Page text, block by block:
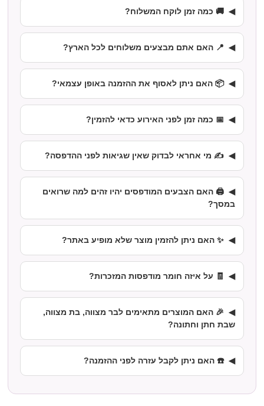
🚚 כמה זמן לוקח המשלוח?
📍 האם אתם מבצעים משלוחים לכל הארץ?
📦 האם ניתן לאסוף את ההזמנה באופן עצמאי?
📅 כמה זמן לפני האירוע כדאי להזמין?
✍️ מי אחראי לבדוק שאין שגיאות לפני ההדפסה?
🖨️ האם הצבעים המודפסים יהיו זהים למה שרואים
במסך?
✨ האם ניתן להזמין מוצר שלא מופיע באתר?
🧾 על איזה חומר מודפסות המזכרות?
🎉 האם המוצרים מתאימים לבר מצווה, בת מצווה,
שבת חתן וחתונה?
☎️ האם ניתן לקבל עזרה לפני ההזמנה?